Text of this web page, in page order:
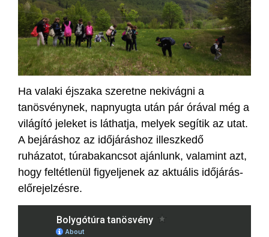
Ha valaki éjszaka szeretne nekivágni a
tanösvénynek, napnyugta után pár órával még a
világító jeleket is láthatja, melyek segítik az utat.
A bejáráshoz az időjáráshoz illeszkedő
ruházatot, túrabakancsot ajánlunk, valamint azt,
hogy feltétlenül figyeljenek az aktuális időjárás-
előrejelzésre.